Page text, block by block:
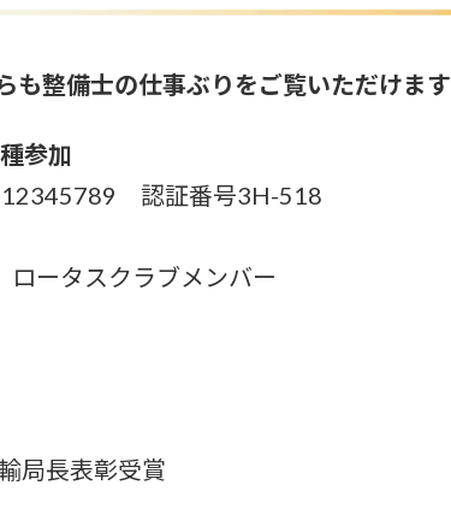
も整備士の仕事ぶりをご覧いただけます
参加
認証番号3H-518
ータスクラブメンバー
局長表彰受賞